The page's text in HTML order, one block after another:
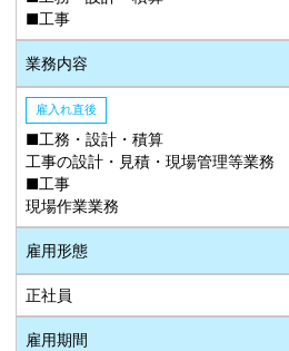
■工事
業務内容
雇入れ直後
■工務・設計・積算
工事の設計・見積・現場管理等業務
■工事
現場作業業務
雇用形態
正社員
雇用期間